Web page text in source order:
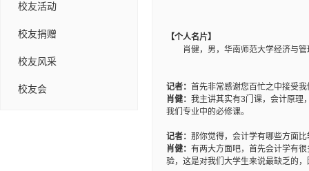
校友活动
校友捐赠
校友风采
校友会
【个人名片】
肖健，男，华南师范大学经济与
记者： 首先非常感谢您百忙之中接受
肖健： 我主讲其实有3门课，会计原理
我们专业中的必修课。
记者： 那你觉得，会计学有哪些方面
肖健： 有两大方面吧，首先会计学有
验，这是对我们大学生来说最缺乏的